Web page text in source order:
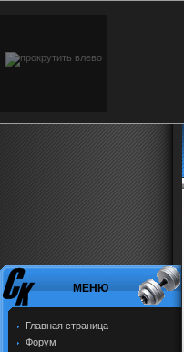
МЕНЮ
Главная страница
Форум